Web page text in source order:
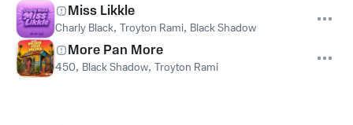
Miss Likkle
Charly Black, Troyton Rami, Black Shadow
More Pan More
450, Black Shadow, Troyton Rami